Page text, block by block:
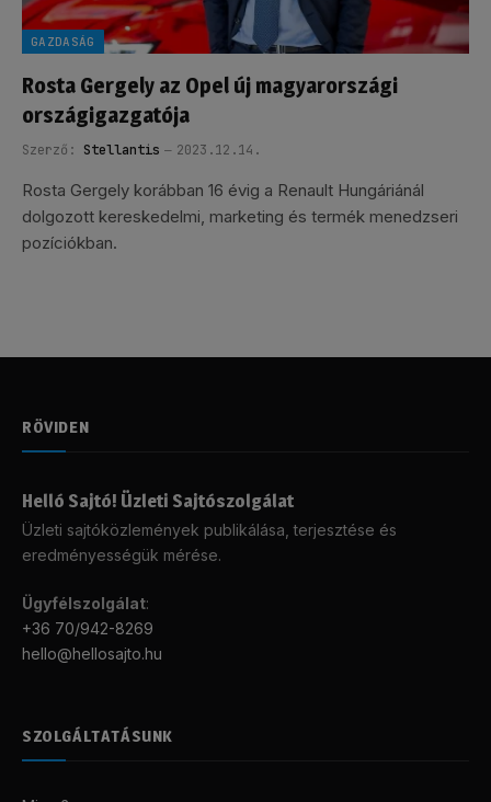
GAZDASÁG
Rosta Gergely az Opel új magyarországi
országigazgatója
Szerző: Stellantis 2023.12.14.
Rosta Gergely korábban 16 évig a Renault Hungáriánál
dolgozott kereskedelmi, marketing és termék menedzseri
pozíciókban.
RÖVIDEN
Helló Sajtó! Üzleti Sajtószolgálat
Üzleti sajtóközlemények publikálása, terjesztése és
eredményességük mérése.
Ügyfélszolgálat:
+36 70/942-8269
hello@hellosajto.hu
SZOLGÁLTATÁSUNK